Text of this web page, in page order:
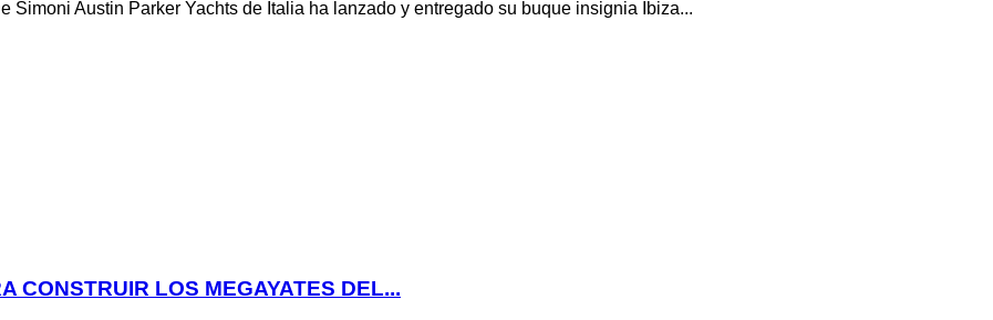
Austin Parker Yachts de Italia ha lanzado y entregado su buque insignia Ibiza...
CONSTRUIR LOS MEGAYATES DEL...